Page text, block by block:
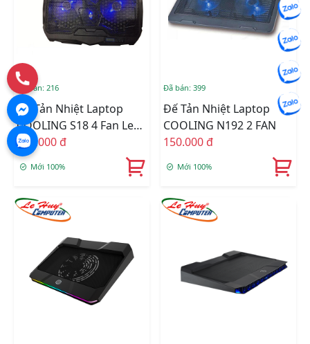
Đã bán: 216
Đế Tản Nhiệt Laptop
COOLING S18 4 Fan Led
Xanh
250.000 đ
Mới 100%
Đã bán: 399
Đế Tản Nhiệt Laptop
COOLING N192 2 FAN
150.000 đ
Mới 100%